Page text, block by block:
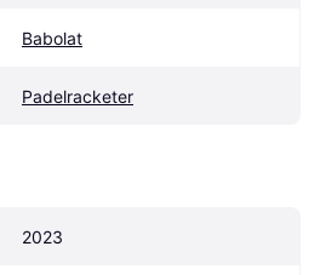
Babolat
Padelracketer
2023